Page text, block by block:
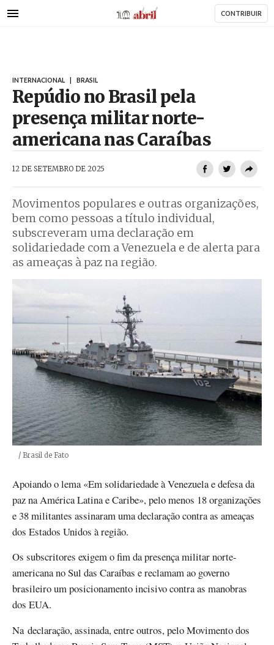
para
AbrilAbril CONTRIBUIR
INTERNACIONAL BRASIL
Repúdio no Brasil pela
presença militar norte-
americana nas Caraíbas
12 DE SETEMBRO DE 2025
Movimentos populares e outras organizações,
bem como pessoas a título individual,
subscreveram uma declaração em
solidariedade com a Venezuela e de alerta para
as ameaças à paz na região.
Créditos
/ Brasil de Fato
Apoiando o lema «Em solidariedade à Venezuela e defesa da
paz na América Latina e Caribe», pelo menos 18 organizações
e 38 militantes assinaram uma declaração contra as ameaças
dos Estados Unidos à região.
Os subscritores exigem o fim da presença militar norte-
americana no Sul das Caraíbas e reclamam ao governo
brasileiro um posicionamento incisivo contra as manobras
dos EUA.
Na declaração, assinada, entre outros, pelo Movimento dos